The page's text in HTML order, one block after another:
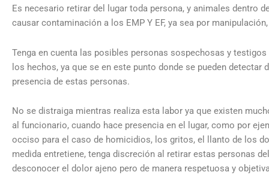
Es necesario retirar del lugar toda persona, y animales dentro
causar contaminación a los EMP Y EF, ya sea por
Tenga en cuenta las posibles personas sospechosas y
los hechos, ya que se en este punto donde se pueden detectar
presencia de estas personas.
No se distraiga mientras realiza esta labor ya que existen
al funcionario, cuando hace presencia en el lugar, como por
occiso para el caso de homicidios, los gritos, el llanto de los
medida entretiene, tenga discreción al retirar estas personas
desconocer el dolor ajeno pero de manera respetuosa y